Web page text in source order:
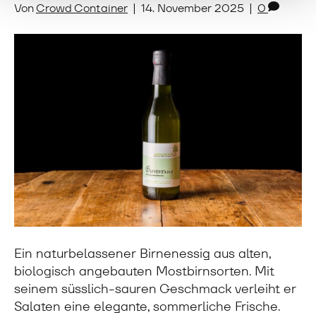
VonCrowd Container | 14. November 2025 | 0
Ein naturbelassener Birnenessig aus alten,
biologisch angebauten Mostbirnsorten. Mit
seinem süsslich-sauren Geschmack verleiht er
Salaten eine elegante, sommerliche Frische.